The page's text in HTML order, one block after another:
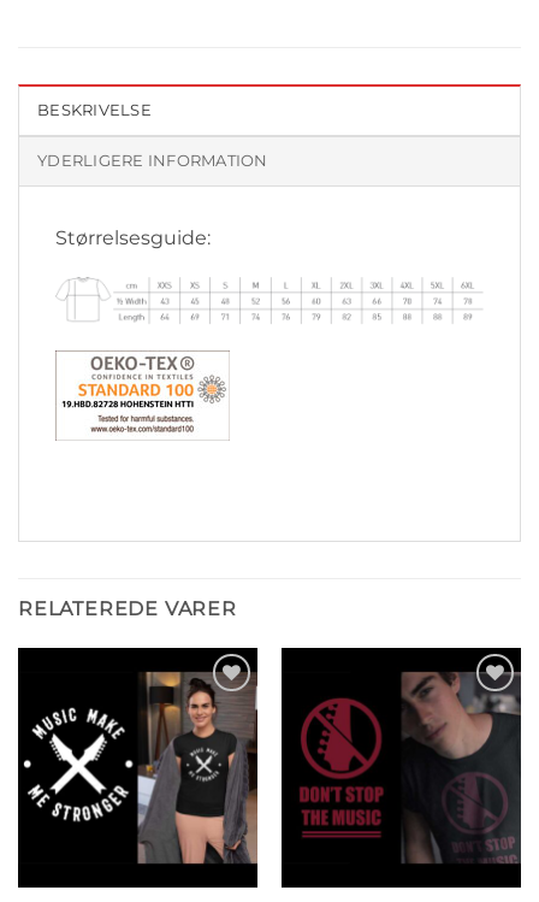
BESKRIVELSE
YDERLIGERE INFORMATION
Størrelsesguide:
RELATEREDE VARER
Tilføj til
ønskeliste
Tilføj til
ønskeliste